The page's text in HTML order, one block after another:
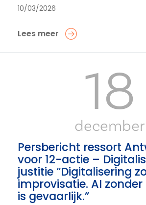
10/03/2026
Lees meer
18
december
Persbericht ressort
voor 12-actie –
justitie “Digitalisering
improvisatie. AI
is gevaarlijk.”